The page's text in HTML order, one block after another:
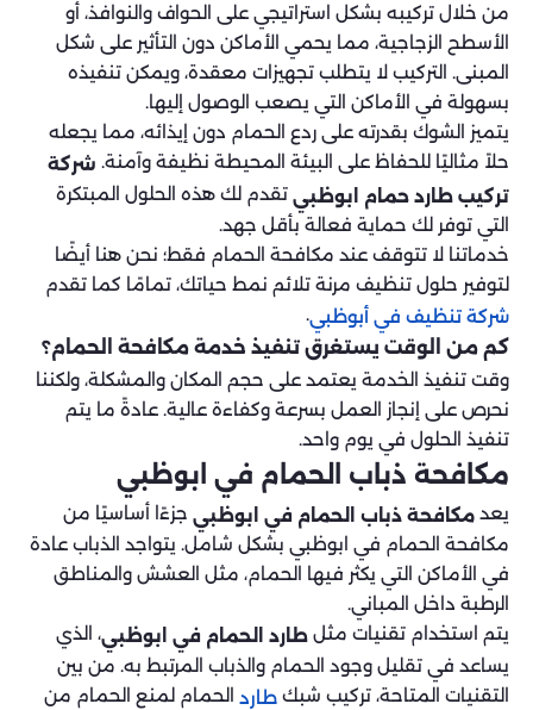
من خلال تركيبه بشكل استراتيجي على الحواف والنوافذ، أو
الأسطح الزجاجية، مما يحمي الأماكن دون التأثير على شكل
المبنى. التركيب لا يتطلب تجهيزات معقدة، ويمكن تنفيذه
بسهولة في الأماكن التي يصعب الوصول إليها.
يتميز الشوك بقدرته على ردع الحمام دون إيذائه، مما يجعله
حلاً مثاليًا للحفاظ على البيئة المحيطة نظيفة وآمنة. شركة
تركيب طارد حمام ابوظبي تقدم لك هذه الحلول المبتكرة
التي توفر لك حماية فعالة بأقل جهد.
خدماتنا لا تتوقف عند مكافحة الحمام فقط؛ نحن هنا أيضًا
لتوفير حلول تنظيف مرنة تلائم نمط حياتك، تمامًا كما تقدم
شركة تنظيف في أبوظبي.
كم من الوقت يستغرق تنفيذ خدمة مكافحة الحمام؟
وقت تنفيذ الخدمة يعتمد على حجم المكان والمشكلة، ولكننا
نحرص على إنجاز العمل بسرعة وكفاءة عالية. عادةً ما يتم
تنفيذ الحلول في يوم واحد.
مكافحة ذباب الحمام في ابوظبي
يعد مكافحة ذباب الحمام في ابوظبي جزءًا أساسيًا من
مكافحة الحمام في ابوظبي بشكل شامل. يتواجد الذباب عادة
في الأماكن التي يكثر فيها الحمام، مثل العشش والمناطق
الرطبة داخل المباني.
يتم استخدام تقنيات مثل طارد الحمام في ابوظبي، الذي
يساعد في تقليل وجود الحمام والذباب المرتبط به. من بين
التقنيات المتاحة، تركيب شبك طارد الحمام لمنع الحمام من